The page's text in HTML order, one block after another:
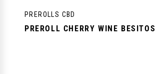
PREROLLS CBD
PREROLL CHERRY WINE BESITOS